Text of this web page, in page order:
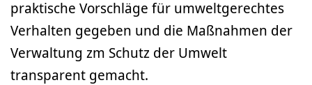
praktische Vorschläge für umweltgerechtes
Verhalten gegeben und die Maßnahmen der
Verwaltung zm Schutz der Umwelt
transparent gemacht.